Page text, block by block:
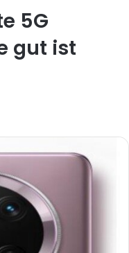
5G
gut ist